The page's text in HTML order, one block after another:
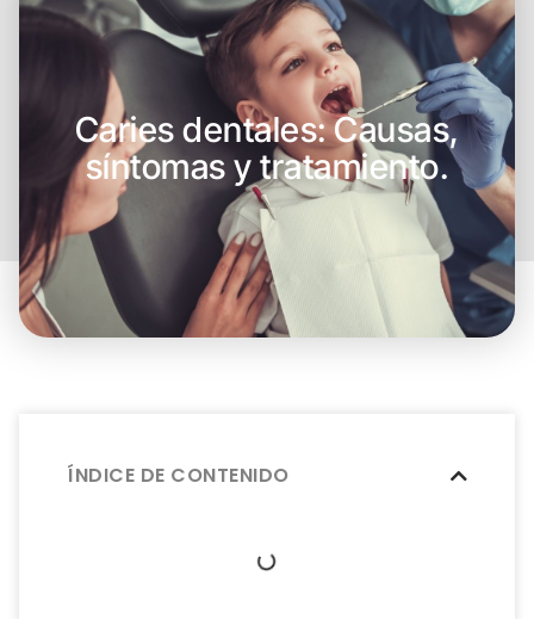
Caries dentales: Causas,
síntomas y tratamiento.
ÍNDICE DE CONTENIDO